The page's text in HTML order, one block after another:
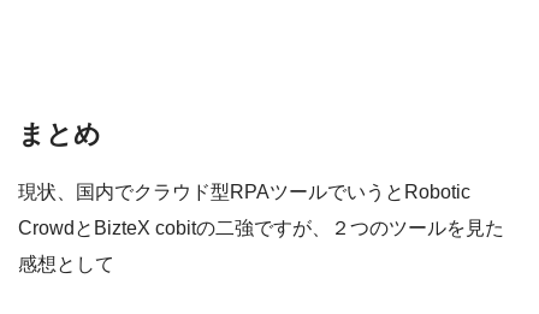
まとめ
現状、国内でクラウド型RPAツールでいうとRobotic
CrowdとBizteX cobitの二強ですが、２つのツールを見た
感想として